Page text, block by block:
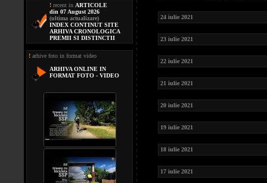
! recent in ARTICOLE
din 07 August 2026
(ultima actualizare)
INDEX CONTINUT SITE
ARHIVA CRONOLOGICA
PREMII SI DISTINCTII
! arhive foto in format video
ARHIVA ONLINE IN
FORMAT FOTO - VIDEO
24 iulie 2021
23 iulie 2021
22 iulie 2021
21 iulie 2021
20 iulie 2021
19 iulie 2021
18 iulie 2021
17 iulie 2021